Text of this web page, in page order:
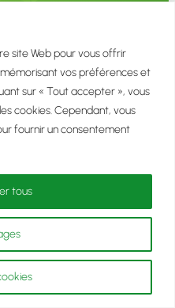
site Web pour vous offrir
vos préférences et
sur « Tout accepter », vous
cookies. Cependant, vous
fournir un consentement
tous
Contact
Fida, Vercors)